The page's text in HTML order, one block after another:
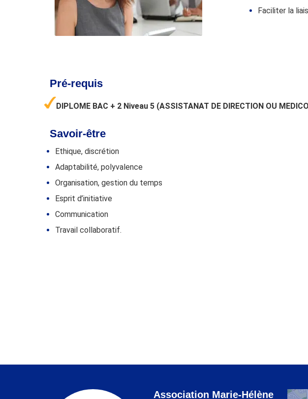
Faciliter la
Pré-requis
DIPLOME BAC + 2 Niveau 5 (ASSISTANAT DE DIRECTION OU
Savoir-être
Ethique, discrétion
Adaptabilité, polyvalence
Organisation, gestion du temps
Esprit d’initiative
Communication
Travail collaboratif.
Association Marie-Hélène